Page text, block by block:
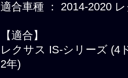
適合車種 ： 2014-2020
【適合】
レクサス IS-シリーズ (4
2年)